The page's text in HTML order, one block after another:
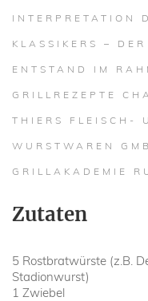
NTERPRETATION
LASSIKERS – DER
NTSTAND IM
RILLREZEPTE
HIERS FLEISCH-
URSTWAREN
RILLAKADEMIE
Zutaten
5 Rostbratwürste (z.B.
Stadionwurst)
1 Zwiebel